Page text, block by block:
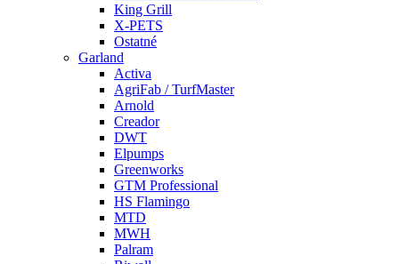
King Grill
X-PETS
Ostatné
Garland
Activa
AgriFab / TurfMaster
Arnold
Creador
DWT
Elpumps
Greenworks
GTM Professional
HS Flamingo
MTD
MWH
Palram